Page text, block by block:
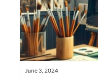
June 3, 2024